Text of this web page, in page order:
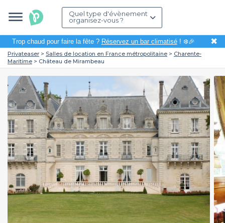
Quel type d'évènement
organisez-vous ?
Trop chaud pour faire la fête ? Réservez un bar climatisé! ❄️🎉 ✖
Privateaser Salles de location en France métropolitaine
Charente-
Maritime
Château de Mirambeau